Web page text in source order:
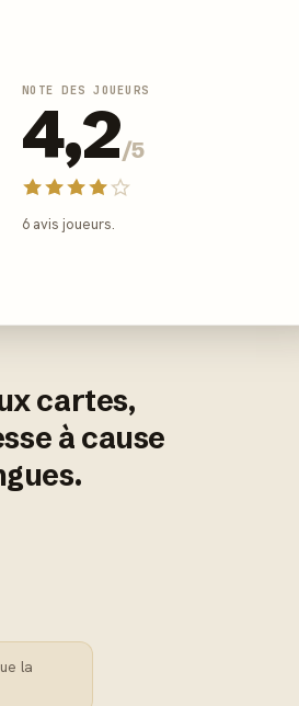
NOTE DES JOUEURS
4,2/5
6 avis joueurs.
cartes,
à cause
la